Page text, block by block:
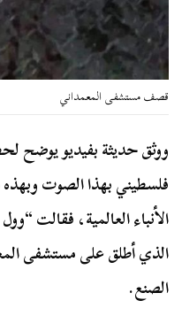
قصف مستشفى المعمداني
ووثق حديثة بفيديو يوضح
فلسطيني بهذا الصوت
الأنباء العالمية، فقالت
الصنع.